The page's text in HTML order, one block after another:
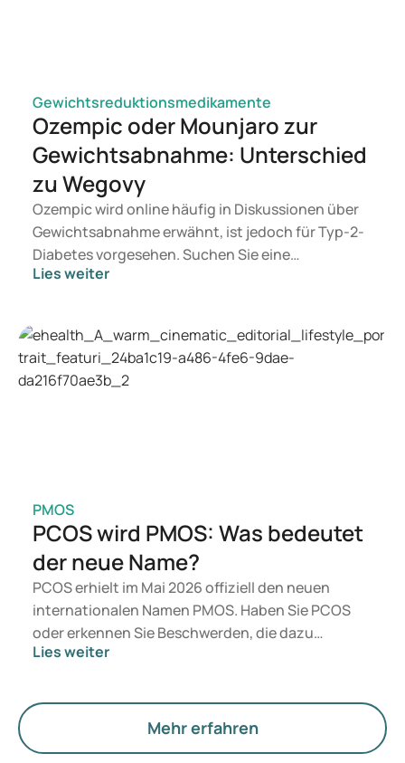
Gewichtsreduktionsmedikamente
Ozempic oder Mounjaro zur
Gewichtsabnahme: Unterschied
zu Wegovy
Ozempic wird online häufig in Diskussionen über
Gewichtsabnahme erwähnt, ist jedoch für Typ-2-
Diabetes vorgesehen. Suchen Sie eine
Behandlung zur Gewichtskontrolle, kommen eher
Arzt auf Basis Ihrer Gesundheit, Ihres BMI und
Ihres Medikamentengebrauchs.
Lies weiter
PMOS
PCOS wird PMOS: Was bedeutet
der neue Name?
PCOS erhielt im Mai 2026 offiziell den neuen
internationalen Namen PMOS. Haben Sie PCOS
oder erkennen Sie Beschwerden, die dazu
passen? Medizinisch ändert sich vorerst nichts.
Hormone, den Stoffwechsel und die Funktion der
Lies weiter
Mehr erfahren